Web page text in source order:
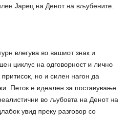
Јарец на Денот на вљубените.
влегува во вашиот знак и
циклус на одговорност и лично
но и силен нагон да
Петок е идеален за поставување
во љубовта на Денот на
увид преку разговор со